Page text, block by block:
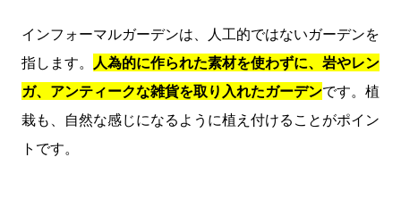
インフォーマルガーデンは、人工的ではないガーデンを
指します。 人為的に作られた素材を使わずに、岩やレン
ガ、アンティークな雑貨を取り入れたガーデンです。植
栽も、自然な感じになるように植え付けることがポイン
トです。